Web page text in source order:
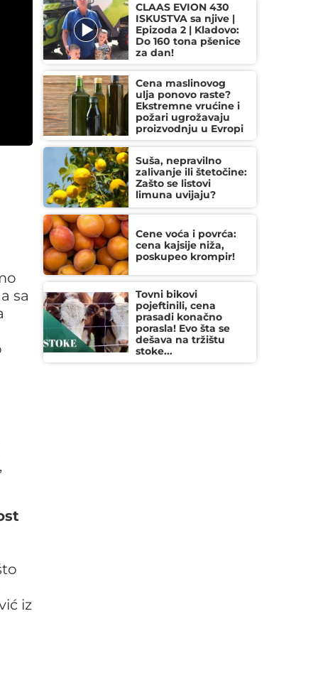
sa
iz
CLAAS EVION 430
ISKUSTVA sa njive |
Epizoda 2 | Kladovo:
Do 160 tona pšenice
za dan!
Cena maslinovog
ulja ponovo raste?
Ekstremne vrućine i
požari ugrožavaju
proizvodnju u Evropi
Suša, nepravilno
zalivanje ili štetočine:
Zašto se listovi
limuna uvijaju?
Cene voća i povrća:
cena kajsije niža,
poskupeo krompir!
Tovni bikovi
pojeftinili, cena
prasadi konačno
porasla! Evo šta se
dešava na tržištu
stoke...